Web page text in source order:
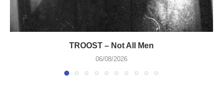
TROOST – Not All Men
06/08/2026